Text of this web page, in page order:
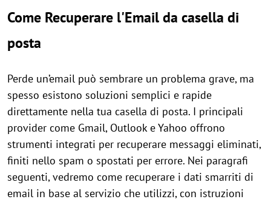
Come Recuperare l'Email da casella di
posta
Perde un’email può sembrare un problema grave, ma
spesso esistono soluzioni semplici e rapide
direttamente nella tua casella di posta. I principali
provider come Gmail, Outlook e Yahoo offrono
strumenti integrati per recuperare messaggi eliminati,
finiti nello spam o spostati per errore. Nei paragrafi
seguenti, vedremo come recuperare i dati smarriti di
email in base al servizio che utilizzi, con istruzioni